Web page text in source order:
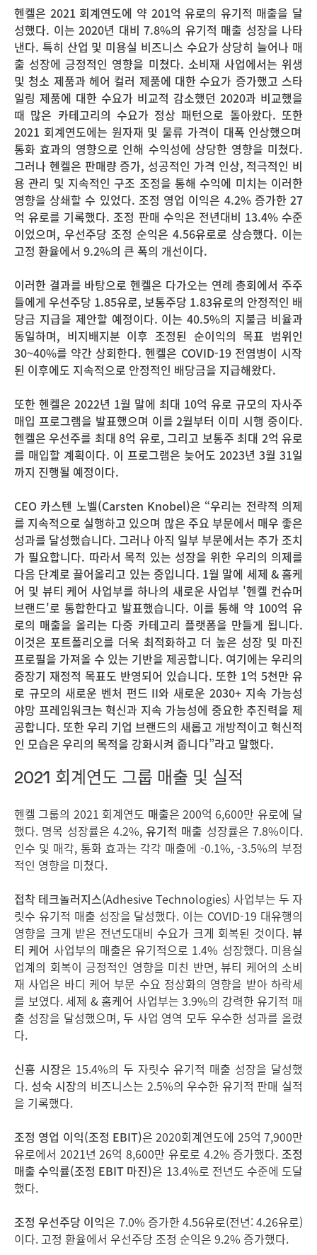
헨켈은 2021 회계연도에 약 201억 유로의 유기적 매출을 달
성했다. 이는 2020년 대비 7.8%의 유기적 매출 성장을 나타
낸다. 특히 산업 및 미용실 비즈니스 수요가 상당히 늘어나 매
출 성장에 긍정적인 영향을 미쳤다. 소비재 사업에서는 위생
및 청소 제품과 헤어 컬러 제품에 대한 수요가 증가했고 스타
일링 제품에 대한 수요가 비교적 감소했던 2020과 비교했을
때 많은 카테고리의 수요가 정상 패턴으로 돌아왔다.또한
2021 회계연도에는 원자재 및 물류 가격이 대폭 인상했으며
통화 효과의 영향으로 인해 수익성에 상당한 영향을 미쳤다.
그러나 헨켈은 판매량 증가, 성공적인 가격 인상, 적극적인 비
용 관리 및 지속적인 구조 조정을 통해 수익에 미치는 이러한
영향을 상쇄할 수 있었다. 조정 영업 이익은 4.2% 증가한27
억 유로를 기록했다.조정 판매 수익은 전년대비 13.4% 수준
이었으며, 우선주당 조정 순익은 4.56유로로 상승했다. 이는
고정 환율에서 9.2%의 큰 폭의 개선이다.
이러한 결과를 바탕으로 헨켈은 다가오는 연례 총회에서 주주
들에게 우선주당 1.85유로, 보통주당 1.83유로의 안정적인 배
당금 지급을 제안할 예정이다. 이는 40.5%의 지불금 비율과
동일하며, 비지배지분 이후 조정된 순이익의 목표 범위인
30~40%를 약간 상회한다.헨켈은 COVID-19 전염병이 시작
된 이후에도 지속적으로 안정적인 배당금을 지급해왔다.
또한 헨켈은 2022년 1월 말에 최대 10억 유로 규모의 자사주
매입 프로그램을 발표했으며 이를 2월부터 이미 시행 중이다.
헨켈은 우선주를 최대 8억 유로,그리고 보통주 최대 2억 유로
를 매입할 계획이다. 이 프로그램은 늦어도 2023년 3월 31일
까지 진행될 예정이다.
CEO 카스텐 노벨(Carsten Knobel)은 “우리는 전략적 의제
를 지속적으로 실행하고 있으며 많은 주요 부문에서 매우 좋은
성과를 달성했습니다. 그러나 아직 일부 부문에서는 추가 조치
가 필요합니다. 따라서 목적 있는 성장을 위한 우리의 의제를
다음 단계로 끌어올리고 있는 중입니다. 1월 말에 세제 &홈케
어 및 뷰티 케어 사업부를 하나의 새로운 사업부 '헨켈 컨슈머
브랜드'로 통합한다고 발표했습니다. 이를 통해 약 100억 유
로의 매출을 올리는 다중 카테고리 플랫폼을 만들게 됩니다.
이것은 포트폴리오를 더욱 최적화하고 더 높은 성장 및 마진
프로필을 가져올 수 있는 기반을 제공합니다. 여기에는 우리의
중장기 재정적 목표도 반영되어 있습니다. 또한 1억 5천만 유
로 규모의 새로운 벤처 펀드 II와 새로운 2030+ 지속 가능성
야망 프레임워크는 혁신과 지속 가능성에 중요한 추진력을 제
공합니다. 또한 우리 기업 브랜드의 새롭고 개방적이고 혁신적
인 모습은 우리의 목적을 강화시켜 줍니다”라고 말했다.
2021 회계연도 그룹 매출 및 실적
헨켈 그룹의 2021 회계연도 매출은 200억 6,600만 유로에 달
했다. 명목 성장률은 4.2%,유기적 매출 성장률은 7.8%이다.
인수 및 매각, 통화 효과는 각각 매출에 -0.1%, -3.5%의 부정
적인 영향을 미쳤다.
접착 테크놀러지스(Adhesive Technologies) 사업부는 두 자
릿수 유기적 매출 성장을 달성했다. 이는 COVID-19 대유행의
영향을 크게 받은 전년도대비 수요가 크게 회복된 것이다. 뷰
티 케어 사업부의 매출은 유기적으로 1.4% 성장했다. 미용실
업계의 회복이 긍정적인 영향을 미친 반면, 뷰티 케어의 소비
재 사업은 바디 케어 부문 수요 정상화의 영향을 받아 하락세
를 보였다. 세제 & 홈케어 사업부는 3.9%의 강력한 유기적 매
출 성장을 달성했으며, 두 사업 영역 모두 우수한 성과를 올렸
다.
신흥 시장은 15.4%의 두 자릿수 유기적 매출 성장을 달성했
다. 성숙 시장의 비즈니스는 2.5%의 우수한 유기적 판매 실적
을 기록했다.
조정 영업 이익(조정 EBIT)은 2020회계연도에 25억 7,900만
유로에서 2021년 26억 8,600만 유로로 4.2% 증가했다. 조정
매출 수익률(조정 EBIT 마진)은 13.4%로 전년도 수준에 도달
했다.
조정 우선주당 이익은 7.0% 증가한 4.56유로(전년: 4.26유로)
이다. 고정 환율에서 우선주당 조정 순익은 9.2% 증가했다.